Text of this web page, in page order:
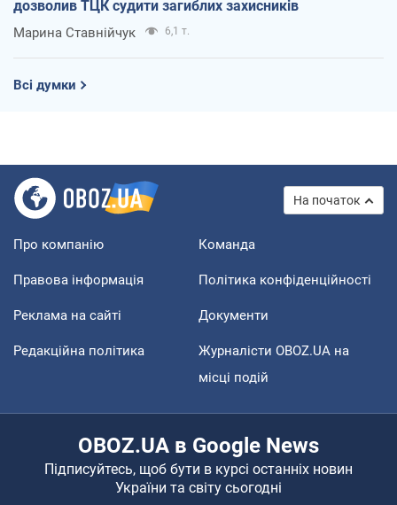
дозволив ТЦК судити загиблих захисників
Марина Ставнійчук 6,1 т.
Всі думки
На початок
Про компанію Команда
Правова інформація Політика конфіденційності
Реклама на сайті Документи
Редакційна політика
Журналісти OBOZ.UA на
місці подій
OBOZ.UA в Google News
Підписуйтесь, щоб бути в курсі останніх новин
України та світу сьогодні